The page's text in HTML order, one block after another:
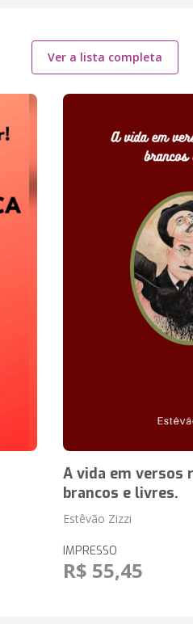
Ver a lista completa
A vida em versos
brancos e livres.
Estêvão Zizzi
IMPRESSO
R$ 55,45